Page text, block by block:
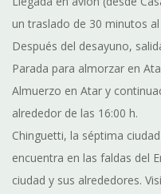
un traslado de 30 minutos
Después del desayuno,
Parada para almorzar en
Almuerzo en Atar y
alrededor de las 16:00 h.
Chinguetti, la séptima
encuentra en las faldas del
ciudad y sus alrededores.